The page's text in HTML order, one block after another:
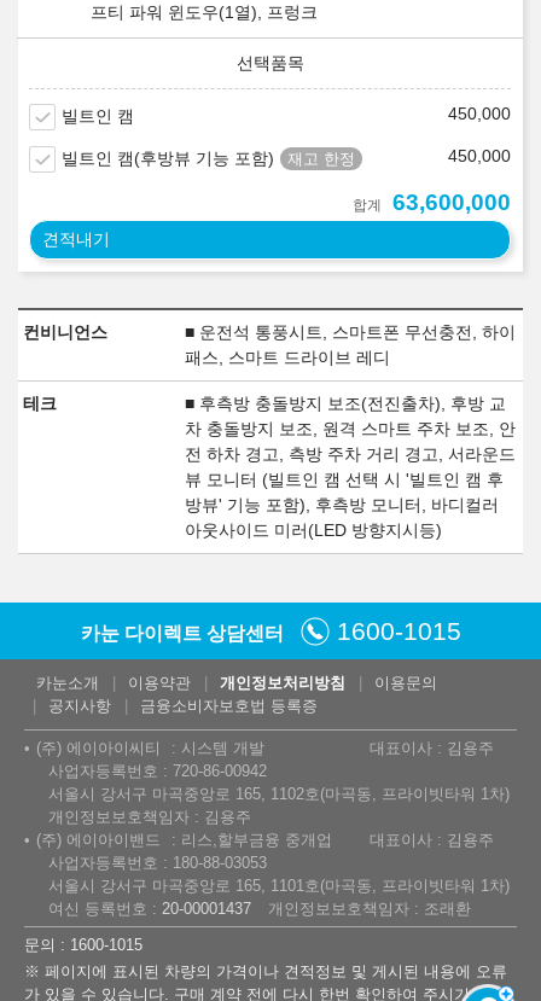
프티 파워 윈도우(1열), 프렁크
빌트인 캠 450,000
빌트인 캠(후방뷰 기능 포함) 450,000
합계 63,600,000
견적내기
컨비니언스
■ 운전석 통풍시트, 스마트폰 무선충전, 하이
패스, 스마트 드라이브 레디
테크
■ 후측방 충돌방지 보조(전진출차), 후방 교
차 충돌방지 보조, 원격 스마트 주차 보조, 안
전 하차 경고, 측방 주차 거리 경고, 서라운드
뷰 모니터 (빌트인 캠 선택 시 '빌트인 캠 후
방뷰' 기능 포함), 후측방 모니터, 바디컬러
아웃사이드 미러(LED 방향지시등)
카눈 다이렉트 상담센터 1600-1015
카눈소개 이용약관 개인정보처리방침
이용문의
공지사항
금융소비자보호법 등록증
(주) 에이아이씨티 시스템 개발
대표이사 : 김용주
사업자등록번호 : 720-86-00942
서울시 강서구 마곡중앙로 165, 1102호(마곡동, 프라이빗타워 1차)
개인정보보호책임자 : 김용주
(주) 에이아이밴드
리스,할부금융 중개업
대표이사 : 김용주
사업자등록번호 : 180-88-03053
서울시 강서구 마곡중앙로 165, 1101호(마곡동, 프라이빗타워 1차)
여신 등록번호 : 20-00001437
개인정보보호책임자 : 조래환
문의 : 1600-1015
※ 페이지에 표시된 차량의 가격이나 견적정보 및 게시된 내용에 오류
가 있을 수 있습니다. 구매 계약 전에 다시 한번 확인하여 주시기 바랍